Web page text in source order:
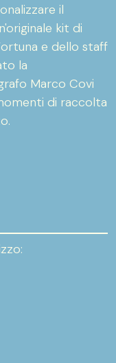
il
kit di
e dello staff
la
Marco Covi
di raccolta